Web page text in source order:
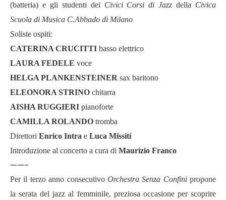
(batteria) e gli studenti dei Civici Corsi di Jazzdella Civica
Scuola di Musica C.Abbado di Milano
Soliste ospiti:
CATERINA CRUCITTI basso elettrico
LAURA FEDELE voce
HELGA PLANKENSTEINER sax baritono
ELEONORA STRINO chitarra
AISHA RUGGIERI pianoforte
CAMILLA ROLANDO tromba
Direttori Enrico Intra e Luca Missiti
Introduzione al concerto a cura di Maurizio Franco
——-
Per il terzo anno consecutivo Orchestra Senza Confinipropone
la serata del jazz al femminile, preziosa occasione per scoprire